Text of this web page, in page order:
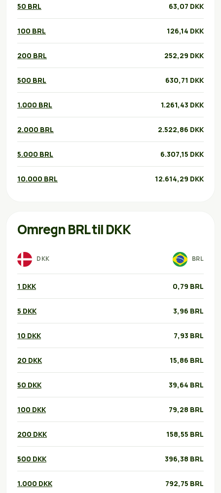
50 BRL 63,07 DKK
100 BRL 126,14 DKK
200 BRL 252,29 DKK
500 BRL 630,71 DKK
1.000 BRL 1.261,43 DKK
2.000 BRL 2.522,86 DKK
5.000 BRL 6.307,15 DKK
10.000 BRL 12.614,29 DKK
Omregn BRL til DKK
DKK BRL
1 DKK 0,79 BRL
5 DKK 3,96 BRL
10 DKK 7,93 BRL
20 DKK 15,86 BRL
50 DKK 39,64 BRL
100 DKK 79,28 BRL
200 DKK 158,55 BRL
500 DKK 396,38 BRL
1.000 DKK 792,75 BRL